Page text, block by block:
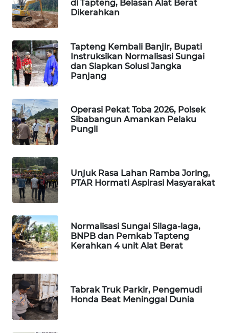
di Tapteng, Belasan Alat Berat
Dikerahkan
Tapteng Kembali Banjir, Bupati
Instruksikan Normalisasi Sungai
dan Siapkan Solusi Jangka
Panjang
Operasi Pekat Toba 2026, Polsek
Sibabangun Amankan Pelaku
Pungli
Unjuk Rasa Lahan Ramba Joring,
PTAR Hormati Aspirasi Masyarakat
Normalisasi Sungai Silaga-laga,
BNPB dan Pemkab Tapteng
Kerahkan 4 unit Alat Berat
Tabrak Truk Parkir, Pengemudi
Honda Beat Meninggal Dunia
ID
MAWAKA
ID
MARTABAT
NET
PLN
WATCH
MKLI
LPKKI
LKKI
KOPEKLIN
PORTAL
KONSUMEN
FORWAMKI
ALPERKLINAS